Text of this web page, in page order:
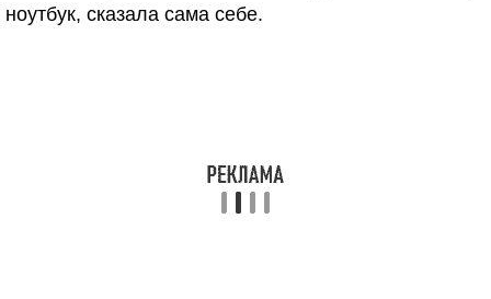
ноутбук, сказала сама себе.